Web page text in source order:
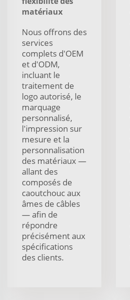
matériaux
Nous offrons des
services
complets d'OEM
et d'ODM,
incluant le
traitement de
logo autorisé, le
marquage
personnalisé,
l'impression sur
mesure et la
personnalisation
des matériaux —
allant des
composés de
caoutchouc aux
âmes de câbles
— afin de
répondre
précisément aux
spécifications
des clients.